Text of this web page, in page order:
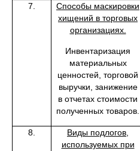
7.
Способы маскировки
хищений в торговых
организациях.
Инвентаризация
материальных
ценностей, торговой
выручки, занижение
в отчетах стоимости
полученных товаров.
8.
Виды подлогов,
используемых при